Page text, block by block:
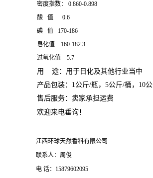
密度指数： 0.860-0.898
酸 值 0.6
碘 值 170-186
皂化值 160-182.3
过氧化值 5.7
用 途：用于日化及其他行业当中
产品包装：1公斤/瓶，5公斤/桶，10
售后服务：卖家承担运费
欢迎来电垂询！
江西环球天然香料有限公司
联系人：周俊
电 话：15879602095